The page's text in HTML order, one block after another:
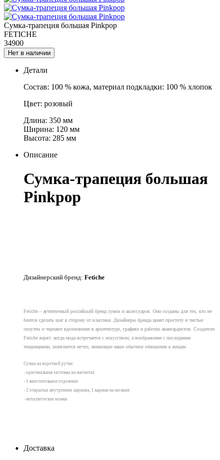
Сумка-трапеция большая Pinkpop
FETICHE
34900
Нет в наличии
Детали
Состав: 100 % кожа, материал подкладки: 100 % хлопок
Цвет: розовый
Длина: 350 мм
Ширина: 120 мм
Высота: 285 мм
Описание
Сумка-трапеция большая
Pinkpop
Дизайнерский бренд: Fetiche
Fetiche – аутентичный российский бренд сумок и аксессуаров. Они созданы для тех, кто не
боится сделать шаг в сторону от классики. Дизайнеры бренда ценят простоту и чистые
силуэты и черпают вдохновение в архитектуре, графике и работах авангардистов. Создатели
Fetiche верят: когда мода встречается с искусством, а воображение с последними
тенденциями, появляется нечто, меняющее наше обычное отношение к вещам.
Сумка на короткой ручке:
- оригинальная застежка на магнитах
- 1 вместительное отделение
- 2 открытых внутренних кармана, 1 карман на молнии
- металлические ножки
Доставка